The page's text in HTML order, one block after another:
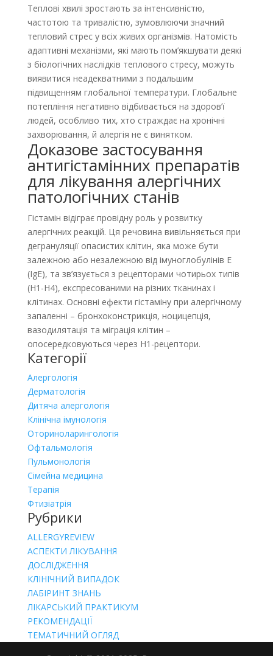
Теплові хвилі зростають за інтенсивністю,
частотою та тривалістю, зумовлюючи значний
тепловий стрес у всіх живих організмів. Натомість
адаптивні механізми, які мають пом’якшувати деякі
з біологічних наслідків теплового стресу, можуть
виявитися неадекватними з подальшим
підвищенням глобальної температури. Глобальне
потепління негативно відбивається на здоров’ї
людей, особливо тих, хто страждає на хронічні
захворювання, й алергія не є винятком.
Доказове застосування
антигістамінних препаратів
для лікування алергічних
патологічних станів
Гістамін відіграє провідну роль у розвитку
алергічних реакцій. Ця речовина вивільняється при
дегрануляції опасистих клітин, яка може бути
залежною або незалежною від імуноглобулінів Е
(IgE), та зв’язується з рецепторами чотирьох типів
(H1-H4), експресованими на різних тканинах і
клітинах. Основні ефекти гістаміну при алергічному
запаленні – бронхоконстрикція, ноцицепція,
вазодилятація та міграція клітин –
опосередковуються через H1-рецептори.
Категорії
Алергологія
Дерматологія
Дитяча алергологія
Клінічна імунологія
Оториноларингологія
Офтальмологія
Пульмонологія
Сімейна медицина
Терапія
Фтизіатрія
Рубрики
ALLERGYREVIEW
АСПЕКТИ ЛІКУВАННЯ
ДОСЛІДЖЕННЯ
КЛІНІЧНИЙ ВИПАДОК
ЛАБІРИНТ ЗНАНЬ
ЛІКАРСЬКИЙ ПРАКТИКУМ
РЕКОМЕНДАЦІЇ
ТЕМАТИЧНИЙ ОГЛЯД